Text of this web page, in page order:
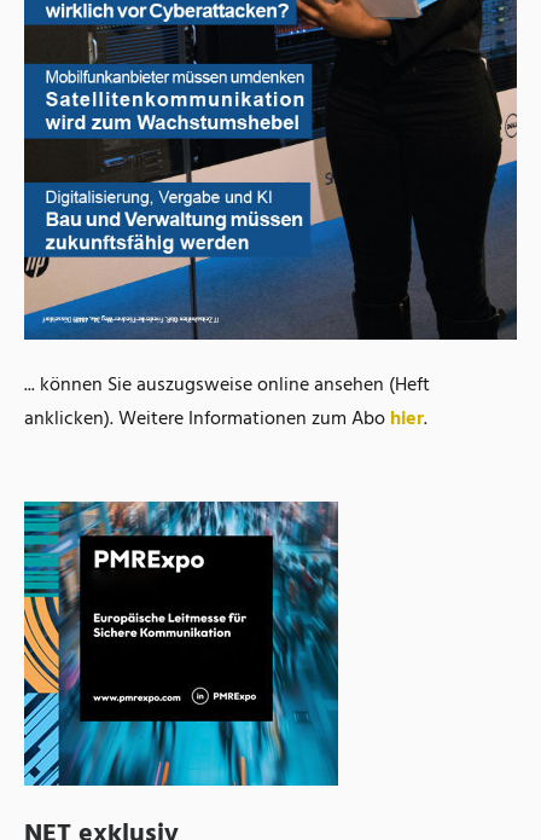
... können Sie auszugsweise online ansehen (Heft
anklicken). Weitere Informationen zum Abohier.